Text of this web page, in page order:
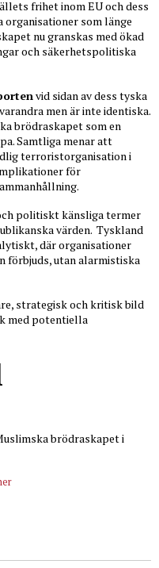
frihet inom EU och dess
organisationer som länge
nu granskas med ökad
och säkerhetspolitiska
vid sidan av dess tyska
men är inte identiska.
brödraskapet som en
Samtliga menar att
terroristorganisation i
för
politiskt känsliga termer
värden. Tyskland
där organisationer
förbjuds, utan alarmistiska
strategisk och kritisk bild
med potentiella
brödraskapet i